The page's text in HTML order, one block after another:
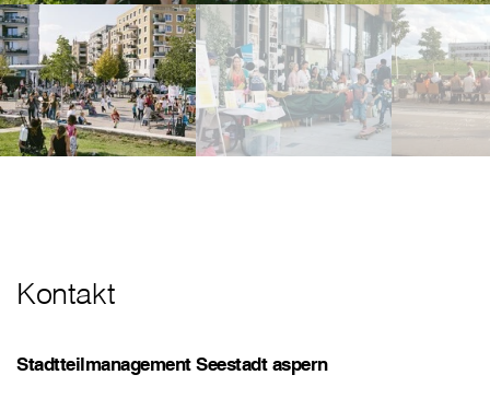
Kontakt
Stadtteilmanagement Seestadt aspern